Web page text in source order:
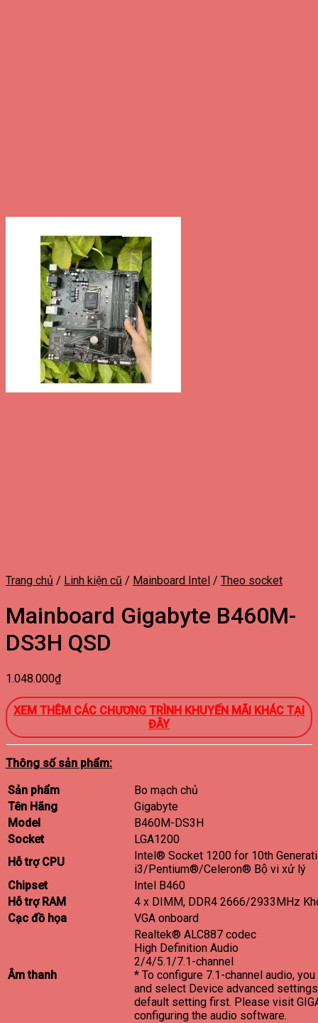
Trang chủ / Linh kiện cũ / Mainboard Intel / Theo socket
Mainboard Gigabyte B460M-
DS3H QSD
1.048.000₫
XEM THÊM CÁC CHƯƠNG TRÌNH KHUYẾN MÃI KHÁC TẠI
ĐÂY
Thông số sản phẩm:
Sản phẩm
Bo mạch chủ
Tên Hãng
Gigabyte
Model
B460M-DS3H
Socket
LGA1200
Hỗ trợ CPU
Intel® Socket 1200 for 10th
i3/Pentium®/Celeron® Bộ vi xử lý
Chipset
Intel B460
Hỗ trợ RAM
4 x DIMM, DDR4 2666/2933MHz
Cạc đồ họa
VGA onboard
Âm thanh
Realtek® ALC887 codec
High Definition Audio
2/4/5.1/7.1-channel
* To configure 7.1-channel audio,
and select Device advanced
default setting first. Please visit
configuring the audio software.